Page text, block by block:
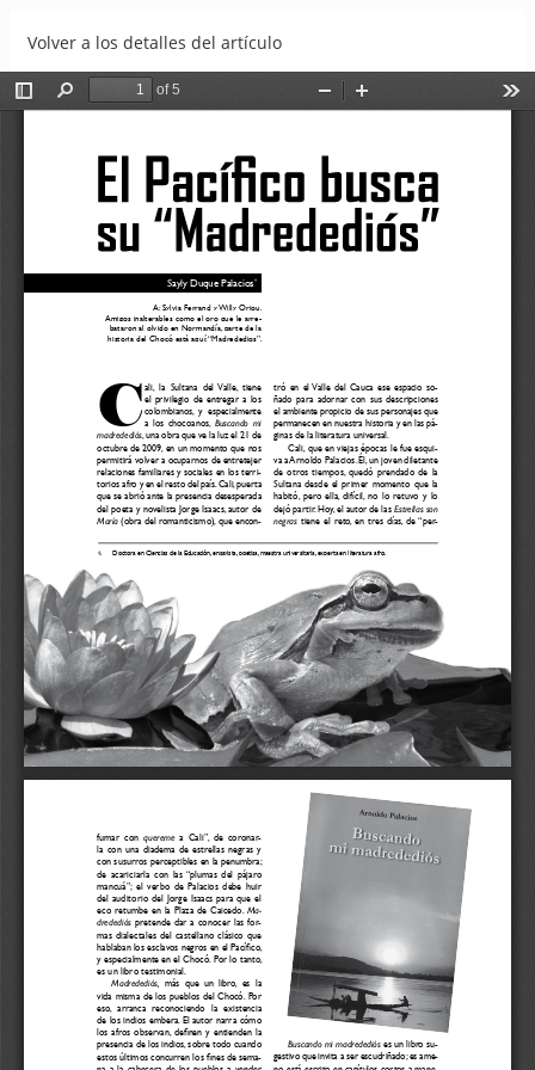
Volver a los detalles del artículo
El Pacífico busca su "Madrededios"
DescargarDescargar PDF